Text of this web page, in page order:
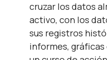
cruzar los datos
activo, con los
sus registros
informes,